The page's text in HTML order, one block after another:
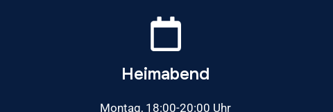
Heimabend
Montag, 18:00-20:00 Uhr